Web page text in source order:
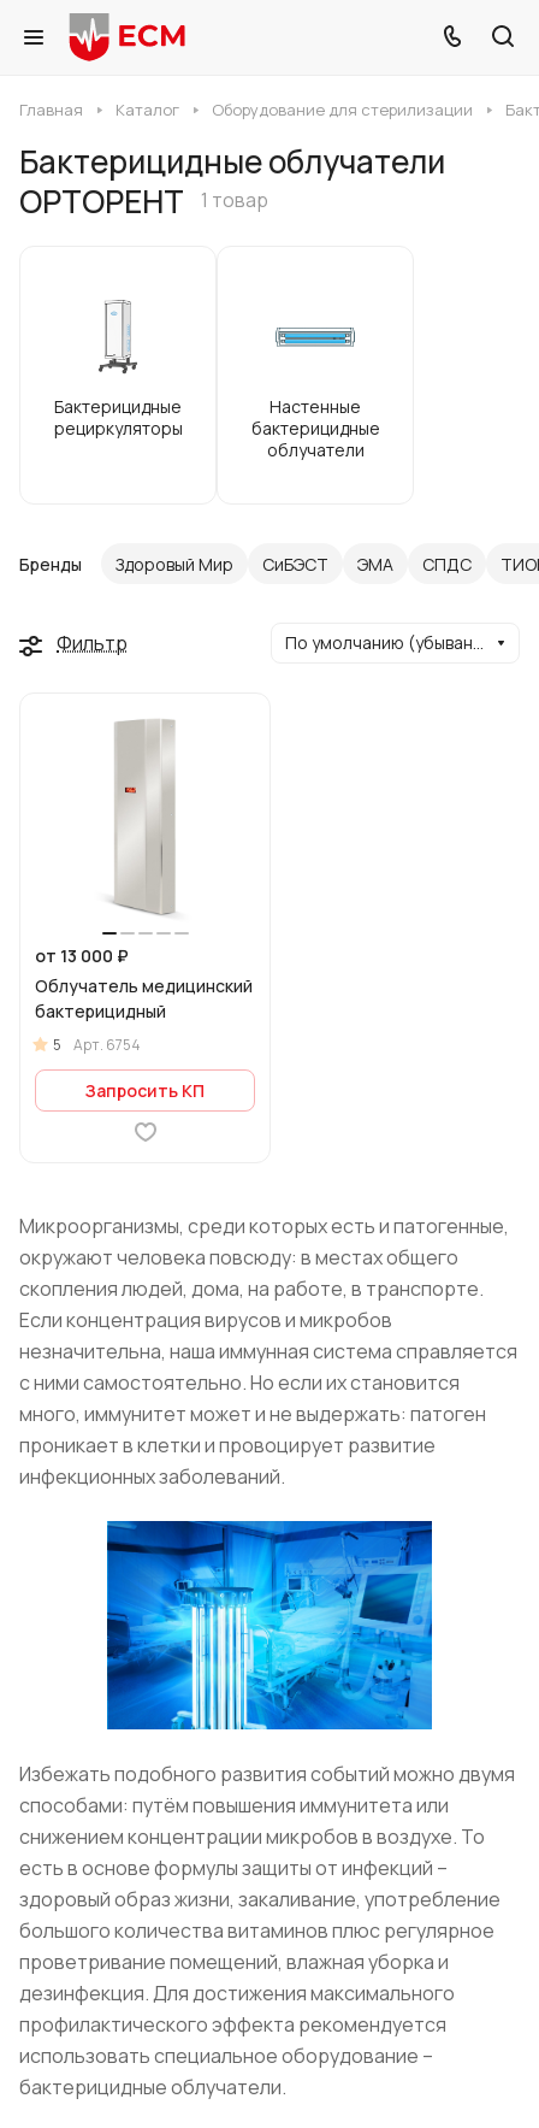
Главная Каталог Оборудование для стерилизации
Бактерицидные облучатели
ОРТОРЕНТ
1 товар
Бактерицидные
рециркуляторы
Настенные
бактерицидные
облучатели
Бренды Здоровый Мир СиБЭСТ ЭМА СПДС
Фильтр По умолчанию (убывание)
от 13 000 ₽
Облучатель медицинский
бактерицидный
5 Арт. 6754
Запросить КП
Микроорганизмы, среди которых есть и патогенные,
окружают человека повсюду: в местах общего
скопления людей, дома, на работе, в транспорте.
Если концентрация вирусов и микробов
незначительна, наша иммунная система справляется
с ними самостоятельно. Но если их становится
много, иммунитет может и не выдержать: патоген
проникает в клетки и провоцирует развитие
инфекционных заболеваний.
Избежать подобного развития событий можно двумя
способами: путём повышения иммунитета или
снижением концентрации микробов в воздухе. То
есть в основе формулы защиты от инфекций –
здоровый образ жизни, закаливание, употребление
большого количества витаминов плюс регулярное
проветривание помещений, влажная уборка и
дезинфекция. Для достижения максимального
профилактического эффекта рекомендуется
использовать специальное оборудование –
бактерицидные облучатели.